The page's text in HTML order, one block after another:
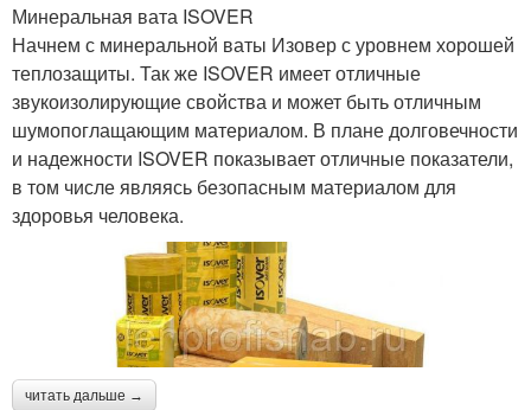
Минеральная вата ISOVER
Начнем с минеральной ваты Изовер с уровнем хорошей
теплозащиты. Так же ISOVER имеет отличные
звукоизолирующие свойства и может быть отличным
шумопоглащающим материалом. В плане долговечности
и надежности ISOVER показывает отличные показатели,
в том числе являясь безопасным материалом для
здоровья человека.
читать дальше →